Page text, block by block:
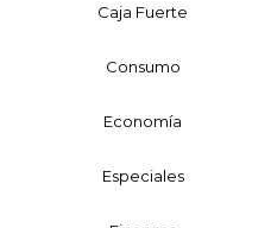
Caja Fuerte
Consumo
Economía
Especiales